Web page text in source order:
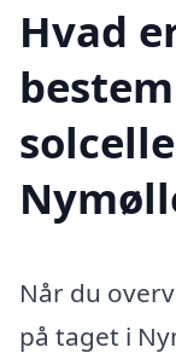
Hvad
Når du
på taget i